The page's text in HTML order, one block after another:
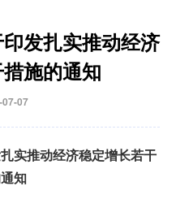
发扎实推动经济
施的通知
07
实推动经济稳定增长若干
知